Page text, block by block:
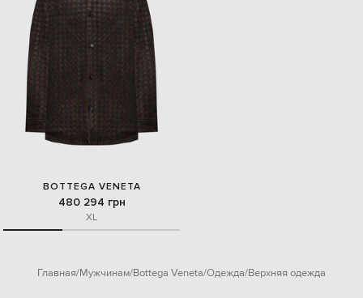
BOTTEGA VENETA
480 294 грн
XL
Главная Мужчинам Bottega Veneta Одежда Верхняя одежда